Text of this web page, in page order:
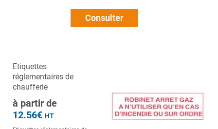
Consulter
Etiquettes
réglementaires de
chaufferie
à partir de
12.56€ HT